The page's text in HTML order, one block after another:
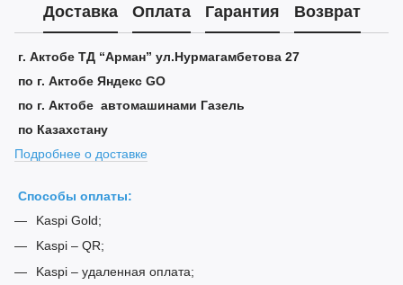
Доставка Оплата Гарантия Возврат
г. Актобе ТД “Арман” ул.Нурмагамбетова 27
по г. Актобе Яндекс GO
по г. Актобе автомашинами Газель
по Казахстану
Подробнее о доставке
Способы оплаты:
Kaspi Gold;
Kaspi – QR;
Kaspi – удаленная оплата;